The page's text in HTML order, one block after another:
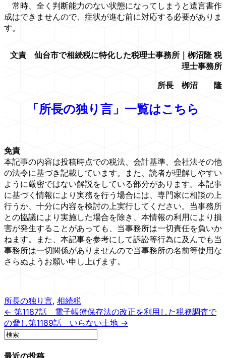
常時、全く判断能力のない状態になってしまうと遺言書作
成はできませんので、症状が進む前に対応する必要がありま
す。
文責 仙台市で相続税に特化した税理士事務所｜栁沼隆 税
理士事務所
所長 栁沼 隆
「所長の独り言」一覧はこちら
免責
本記事の内容は投稿時点での税法、会計基準、会社法その他
の法令に基づき記載しています。また、読者が理解しやすい
ように厳密ではない解説をしている部分があります。本記事
に基づく情報により実務を行う場合には、専門家に相談の上
行うか、十分に内容を検討の上実行してください。当事務所
との協議により実施した場合を除き、本情報の利用により損
害が発生することがあっても、当事務所は一切責任を負いか
ねます。また、本記事を参考にして訴訟等行為に及んでも当
事務所は一切関係がありませんので当事務所の名前等使用な
さらぬようお願い申し上げます。
所長の独り言, 相続税
← 第1187話 電子帳簿保存法の改正を利用した税務調査で
の脅し第1189話 いらない土地 →
最近の投稿